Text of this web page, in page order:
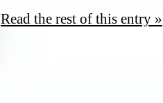
Read the rest of this entry »